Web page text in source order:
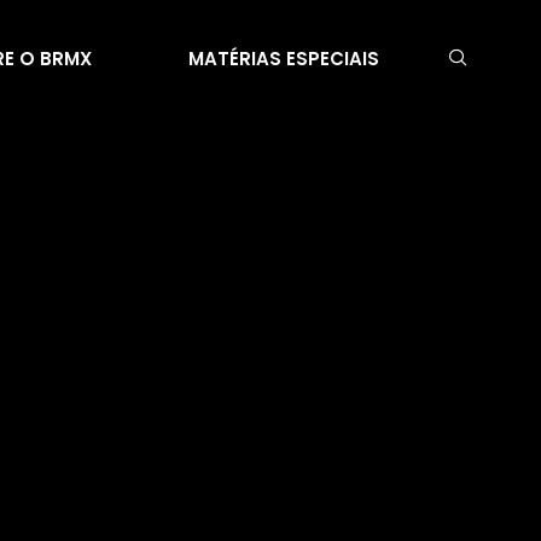
O BRMX MATÉRIAS ESPECIAIS